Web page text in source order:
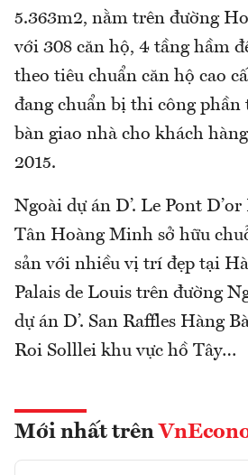
5.363m2, nằm trên đường
với 308 căn hộ, 4 tầng hầm
theo tiêu chuẩn căn hộ cao
đang chuẩn bị thi công phần
bàn giao nhà cho khách
2015.
Ngoài dự án D’. Le Pont
Tân Hoàng Minh sở hữu
sản với nhiều vị trí đẹp tại
Palais de Louis trên đường
dự án D’. San Raffles Hàng
Roi Solllei khu vực hồ Tây…
Mới nhất trên